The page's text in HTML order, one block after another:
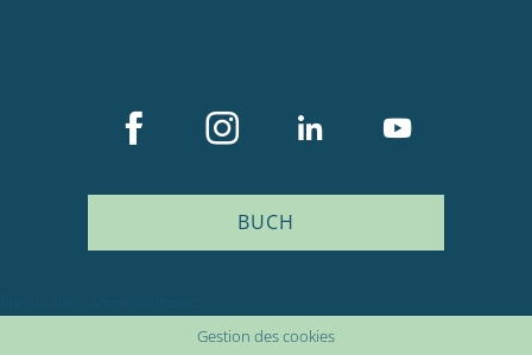
BUCH
Gestion des cookies